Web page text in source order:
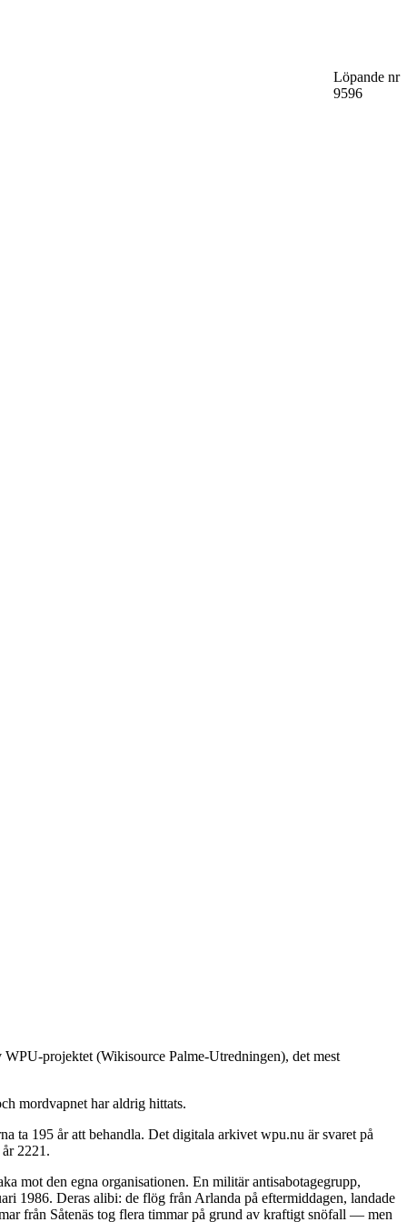
Löpande nr
9596
projektet (Wikisource Palme-Utredningen), det mest
mordvapnet har aldrig hittats.
ta 195 år att behandla. Det digitala arkivet wpu.nu är svaret på
2221.
mot den egna organisationen. En militär antisabotagegrupp,
1986. Deras alibi: de flög från Arlanda på eftermiddagen, landade
från Såtenäs tog flera timmar på grund av kraftigt snöfall — men